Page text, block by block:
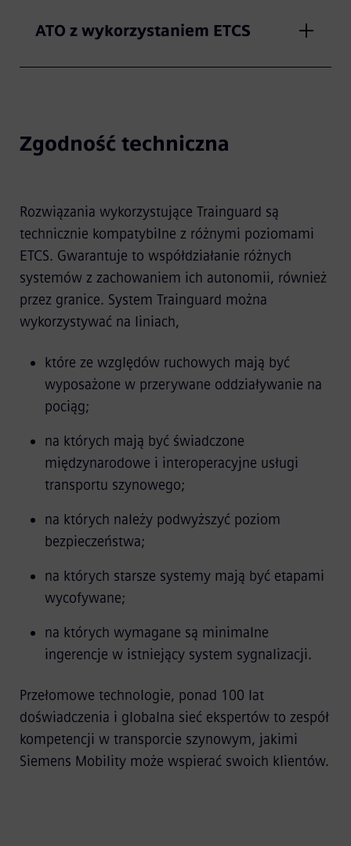
ATO z wykorzystaniem ETCS
Zgodność techniczna
Rozwiązania wykorzystujące Trainguard są
technicznie kompatybilne z różnymi poziomami
ETCS. Gwarantuje to współdziałanie różnych
systemów z zachowaniem ich autonomii, również
przez granice. System Trainguard można
wykorzystywać na liniach,
które ze względów ruchowych mają być
wyposażone w przerywane oddziaływanie na
pociąg;
na których mają być świadczone
międzynarodowe i interoperacyjne usługi
transportu szynowego;
na których należy podwyższyć poziom
bezpieczeństwa;
na których starsze systemy mają być etapami
wycofywane;
na których wymagane są minimalne
ingerencje w istniejący system sygnalizacji.
Przełomowe technologie, ponad 100 lat
doświadczenia i globalna sieć ekspertów to zespół
kompetencji w transporcie szynowym, jakimi
Siemens Mobility może wspierać swoich klientów.